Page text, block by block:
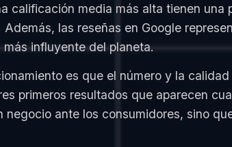
calificación media más alta tienen
las reseñas en Google
influyente del planeta.
es que el número y la
primeros resultados que aparecen
ante los consumidores, sino